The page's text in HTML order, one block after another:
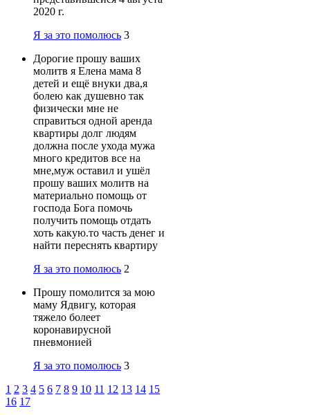
2020 г.
Я за это помолюсь 3
Дорогие прошу ваших
молитв я Елена мама 8
детей и ещё внуки два,я
болею как душевно так
физически мне не
справиться одной аренда
квартиры долг людям
должна после ухода мужа
много кредитов все на
мне,муж оставил и ушёл
прошу ваших молитв на
материально помощь от
господа Бога помочь
получить помощь отдать
хоть какую.то часть денег и
найти переснять квартиру
Я за это помолюсь 2
Прошу помолится за мою
маму Ядвигу, которая
тяжело болеет
коронавирусной
пневмонией
Я за это помолюсь 3
1 2 3 4 5 6 7 8 9 10 11 12 13 14 15
16 17